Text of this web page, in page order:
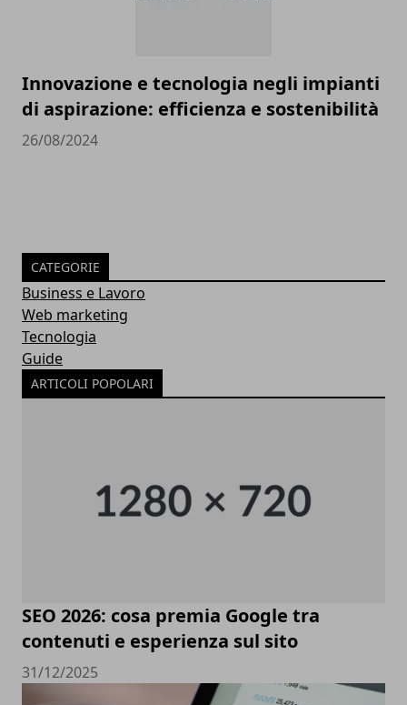
Innovazione e tecnologia negli impianti
di aspirazione: efficienza e sostenibilità
26/08/2024
CATEGORIE
Business e Lavoro
Web marketing
Tecnologia
Guide
ARTICOLI POPOLARI
SEO 2026: cosa premia Google tra
contenuti e esperienza sul sito
31/12/2025